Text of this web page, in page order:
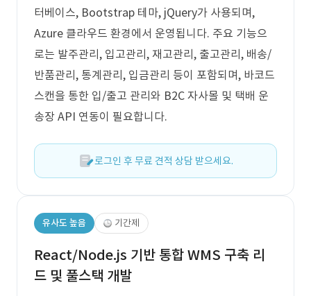
터베이스, Bootstrap 테마, jQuery가 사용되며,
Azure 클라우드 환경에서 운영됩니다. 주요 기능으
로는 발주관리, 입고관리, 재고관리, 출고관리, 배송/
반품관리, 통계관리, 입금관리 등이 포함되며, 바코드
스캔을 통한 입/출고 관리와 B2C 자사몰 및 택배 운
송장 API 연동이 필요합니다.
로그인 후 무료 견적 상담 받으세요.
유사도 높음 기간제
React/Node.js 기반 통합 WMS 구축 리
드 및 풀스택 개발